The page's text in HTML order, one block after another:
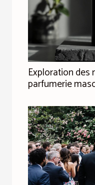
Exploration des
parfumerie